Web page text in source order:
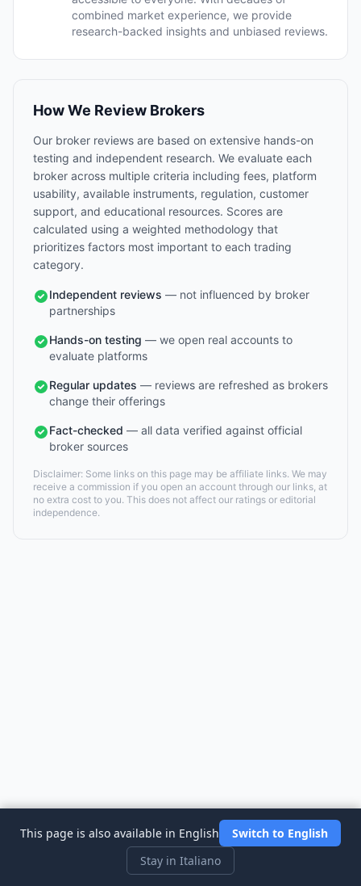
combined market experience, we provide
research-backed insights and unbiased reviews.
How We Review Brokers
Our broker reviews are based on extensive hands-on
testing and independent research. We evaluate each
broker across multiple criteria including fees, platform
usability, available instruments, regulation, customer
support, and educational resources. Scores are
calculated using a weighted methodology that
prioritizes factors most important to each trading
category.
Independent reviews — not influenced by broker
partnerships
Hands-on testing — we open real accounts to
evaluate platforms
Regular updates — reviews are refreshed as brokers
change their offerings
Fact-checked — all data verified against official
broker sources
Disclaimer: Some links on this page may be affiliate links. We may
receive a commission if you open an account through our links, at
no extra cost to you. This does not affect our ratings or editorial
independence.
This page is also available in English
Switch to English
Stay in Italiano